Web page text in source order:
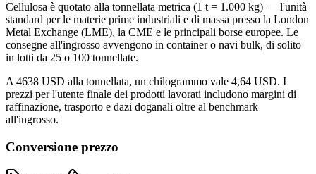
Cellulosa è quotato alla tonnellata metrica (1 t = 1.000 kg) — l'unità
standard per le materie prime industriali e di massa presso la London
Metal Exchange (LME), la CME e le principali borse europee. Le
consegne all'ingrosso avvengono in container o navi bulk, di solito
in lotti da 25 o 100 tonnellate.
A 4638 USD alla tonnellata, un chilogrammo vale 4,64 USD. I
prezzi per l'utente finale dei prodotti lavorati includono margini di
raffinazione, trasporto e dazi doganali oltre al benchmark
all'ingrosso.
Conversione prezzo